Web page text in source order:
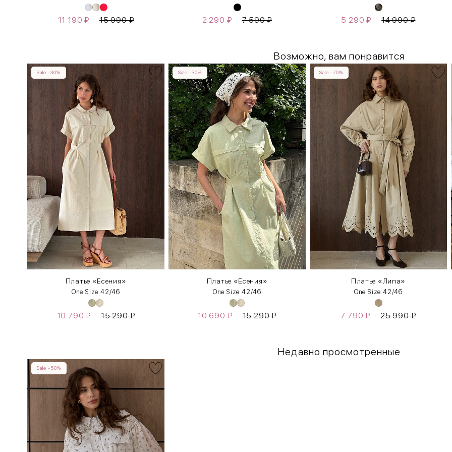
11 190₽ 15 990₽ 2 290 ₽ 7 590₽ 5 290₽ 14 990₽
Возможно, вам понравится
Sale -30%
Платье «Есения»
One Size 42/46
10 790₽ 15 290₽
Sale -30%
Платье «Есения»
One Size 42/46
10 690 ₽ 15 290₽
Sale -70%
Платье «Липа»
One Size 42/46
7 790₽ 25 990₽
Недавно просмотренные
Sale -50%
RUS
XS 40-42